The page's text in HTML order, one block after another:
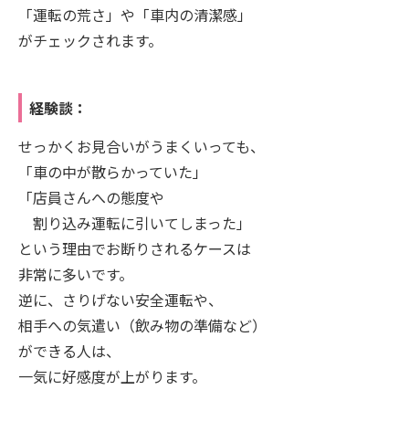
「運転の荒さ」や「車内の清潔感」
がチェックされます。
経験談：
せっかくお見合いがうまくいっても、
「車の中が散らかっていた」
「店員さんへの態度や
割り込み運転に引いてしまった」
という理由でお断りされるケースは
非常に多いです。
逆に、さりげない安全運転や、
相手への気遣い（飲み物の準備など）
ができる人は、
一気に好感度が上がります。